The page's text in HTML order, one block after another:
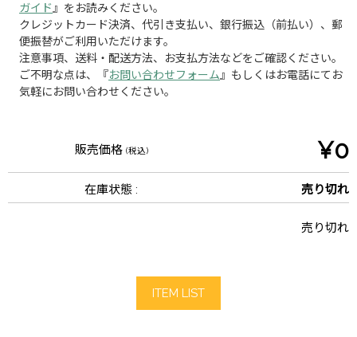
ガイド 』をお読みください。
クレジットカード決済、代引き支払い、銀行振込（前払い）、郵
便振替がご利用いただけます。
注意事項、送料・配送方法、お支払方法などをご確認ください。
ご不明な点は、『お問い合わせフォーム 』もしくはお電話にてお
気軽にお問い合わせください。
販売価格 (税込) ¥0
在庫状態 : 売り切れ
売り切れ
ITEM LIST